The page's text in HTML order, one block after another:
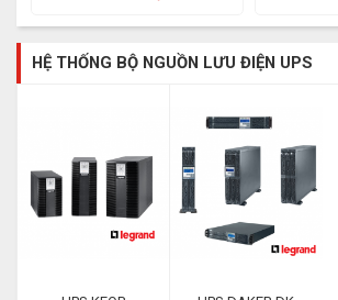
HỆ THỐNG BỘ NGUỒN LƯU ĐIỆN UPS